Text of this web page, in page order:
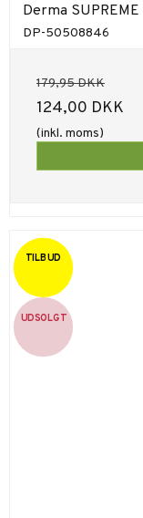
Derma
DP-50508846
179,95 DKK
124,00 DKK
(inkl. moms)
TILBUD
UDSOLGT